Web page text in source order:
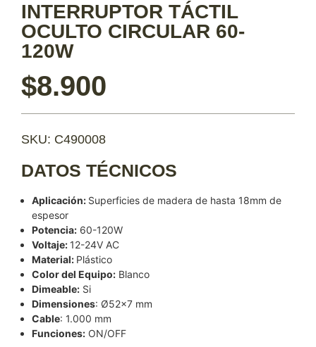
INTERRUPTOR TÁCTIL
OCULTO CIRCULAR 60-
120W
$8.900
SKU: C490008
DATOS TÉCNICOS
Aplicación: Superficies de madera de hasta 18mm de
espesor
Potencia: 60-120W
Voltaje: 12-24V AC
Material: Plástico
Color del Equipo: Blanco
Dimeable: Si
Dimensiones: Ø52×7 mm
Cable: 1.000 mm
Funciones: ON/OFF